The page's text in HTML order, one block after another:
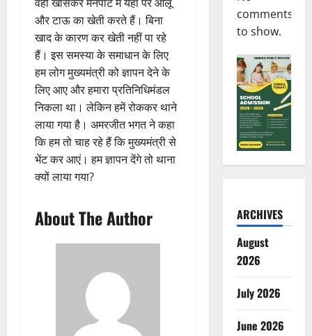
और टाऊ का खेती करते हैं। बिना
खाद के कारण कर खेती नहीं पा रहे
हैं। इस समस्या के समाधान के लिए
हम लोग मुख्यमंत्री को ज्ञापन देने के
लिए आए और हमारा प्रतिनिधिमंडल
निकला था। लेकिन हमें रोककर थाने
लाया गया है। अमरजीत भगत ने कहा
कि हम तो चाह रहे हैं कि मुख्यमंत्री से
भेंट कर आएं। हम ज्ञापन देंगे तो थाना
क्यों लाया गया?
About The Author
comments
to show.
ARCHIVES
August
2026
July 2026
June 2026